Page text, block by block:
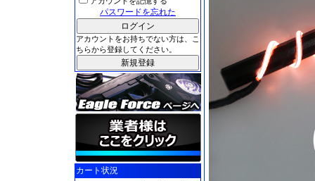
パスワードを忘れた
アカウントをお持ちでない方は、こ
ちらから登録してください。
カート状況